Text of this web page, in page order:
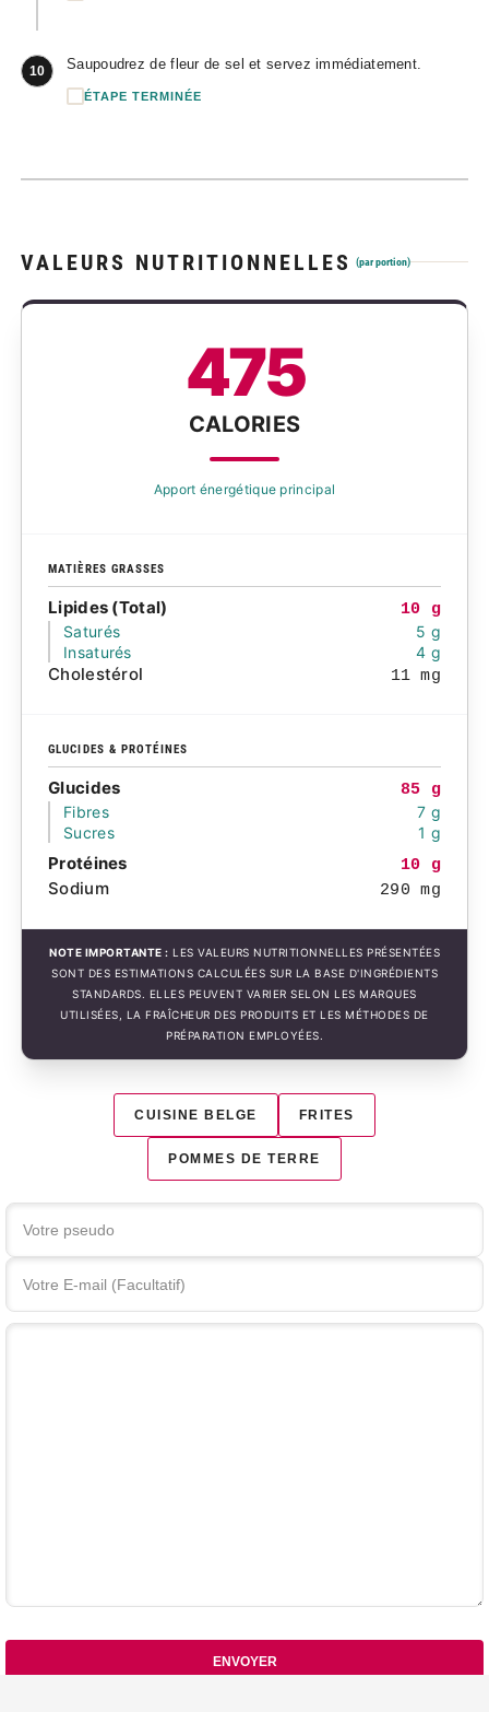
10 Saupoudrez de fleur de sel et servez immédiatement.
ÉTAPE TERMINÉE
VALEURS NUTRITIONNELLES (par portion)
475
CALORIES
Apport énergétique principal
MATIÈRES GRASSES
Lipides (Total)
10 g
Saturés
5 g
Insaturés
4 g
Cholestérol 11 mg
GLUCIDES & PROTÉINES
Glucides
85 g
Fibres
7 g
Sucres
1 g
Protéines 10 g
Sodium 290 mg
NOTE IMPORTANTE : LES VALEURS NUTRITIONNELLES PRÉSENTÉES
SONT DES ESTIMATIONS CALCULÉES SUR LA BASE D'INGRÉDIENTS
STANDARDS. ELLES PEUVENT VARIER SELON LES MARQUES
UTILISÉES, LA FRAÎCHEUR DES PRODUITS ET LES MÉTHODES DE
PRÉPARATION EMPLOYÉES.
CUISINE BELGE FRITES
POMMES DE TERRE
Votre commentaire
ENVOYER